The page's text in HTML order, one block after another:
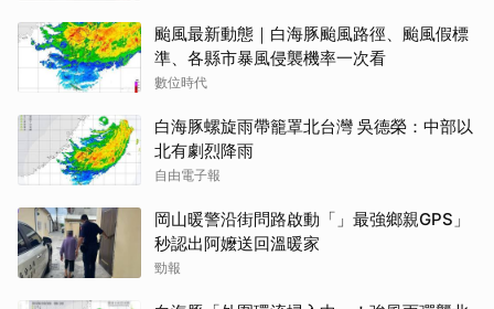
颱風最新動態｜白海豚颱風路徑、颱風假標
準、各縣市暴風侵襲機率一次看
數位時代
白海豚螺旋雨帶籠罩北台灣 吳德榮：中部以
北有劇烈降雨
自由電子報
岡山暖警沿街問路啟動「」最強鄉親GPS」
秒認出阿嬤送回溫暖家
勁報